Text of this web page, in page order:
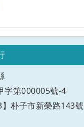
字第000005號-4
】朴子市新榮路143號